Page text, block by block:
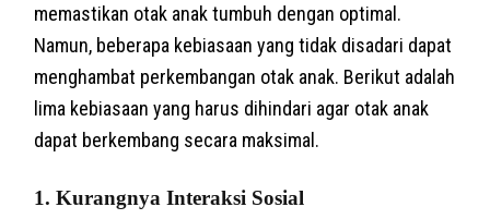
memastikan otak anak tumbuh dengan optimal.
Namun, beberapa kebiasaan yang tidak disadari dapat
menghambat perkembangan otak anak. Berikut adalah
lima kebiasaan yang harus dihindari agar otak anak
dapat berkembang secara maksimal.
1.Kurangnya Interaksi Sosial